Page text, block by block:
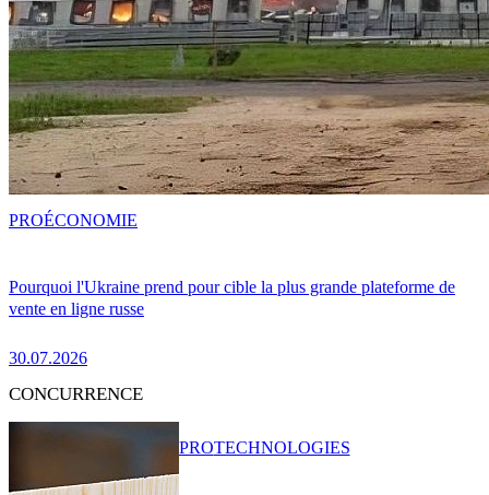
Pourquoi l'Ukraine prend pour cible la plus grande plateforme de
vente en ligne russe
30.07.2026
PROÉCONOMIE
CONCURRENCE
PROTECHNOLOGIES